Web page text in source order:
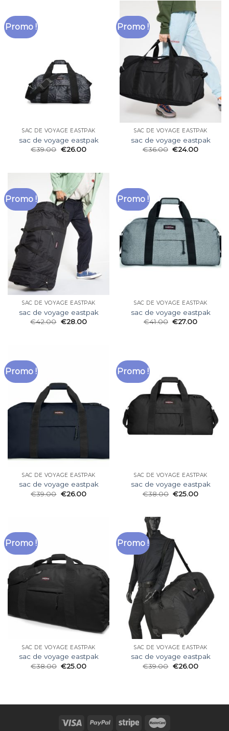
Promo !
SAC DE VOYAGE EASTPAK
sac de voyage eastpak
€39.00 €26.00
Promo !
SAC DE VOYAGE EASTPAK
sac de voyage eastpak
€36.00 €24.00
Promo !
SAC DE VOYAGE EASTPAK
sac de voyage eastpak
€42.00 €28.00
Promo !
SAC DE VOYAGE EASTPAK
sac de voyage eastpak
€41.00 €27.00
Promo !
SAC DE VOYAGE EASTPAK
sac de voyage eastpak
€39.00 €26.00
Promo !
SAC DE VOYAGE EASTPAK
sac de voyage eastpak
€38.00 €25.00
Promo !
SAC DE VOYAGE EASTPAK
sac de voyage eastpak
€38.00 €25.00
Promo !
SAC DE VOYAGE EASTPAK
sac de voyage eastpak
€39.00 €26.00